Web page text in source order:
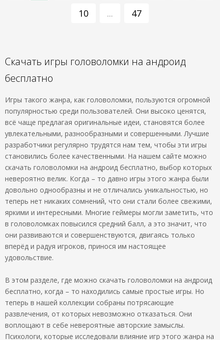
10
... 47
Скачать игры головоломки на андроид
бесплатно
Игры такого жанра, как головоломки, пользуются огромной
популярностью среди пользователей. Они высоко ценятся,
всё чаще предлагая оригинальные идеи, становятся более
увлекательными, разнообразными и совершенными. Лучшие
разработчики регулярно трудятся нам тем, чтобы эти игры
становились более качественными. На нашем сайте можно
скачать головоломки на андроид бесплатно, выбор которых
невероятно велик. Когда – то давно игры этого жанра были
довольно однообразны и не отличались уникальностью, но
теперь нет никаких сомнений, что они стали более свежими,
яркими и интересными. Многие геймеры могли заметить, что
в головоломках повысился средний балл, а это значит, что
они развиваются и совершенствуются, двигаясь только
вперёд и радуя игроков, принося им настоящее
удовольствие.
В этом разделе, где можно скачать головоломки на андроид
бесплатно, когда – то находились самые простые игры. Но
теперь в нашей коллекции собраны потрясающие
развлечения, от которых невозможно отказаться. Они
воплощают в себе невероятные авторские замыслы.
Психологи, которые исследовали влияние игр этого жанра на